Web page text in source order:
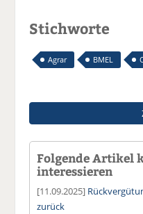
Stichworte
Agrar BMEL
Folgende Artikel
interessieren
[11.09.2025]
zurück